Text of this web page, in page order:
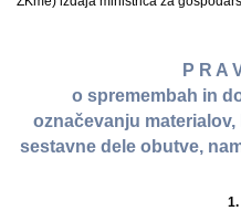
P R A
o spremembah in
označevanju
sestavne dele obutve,